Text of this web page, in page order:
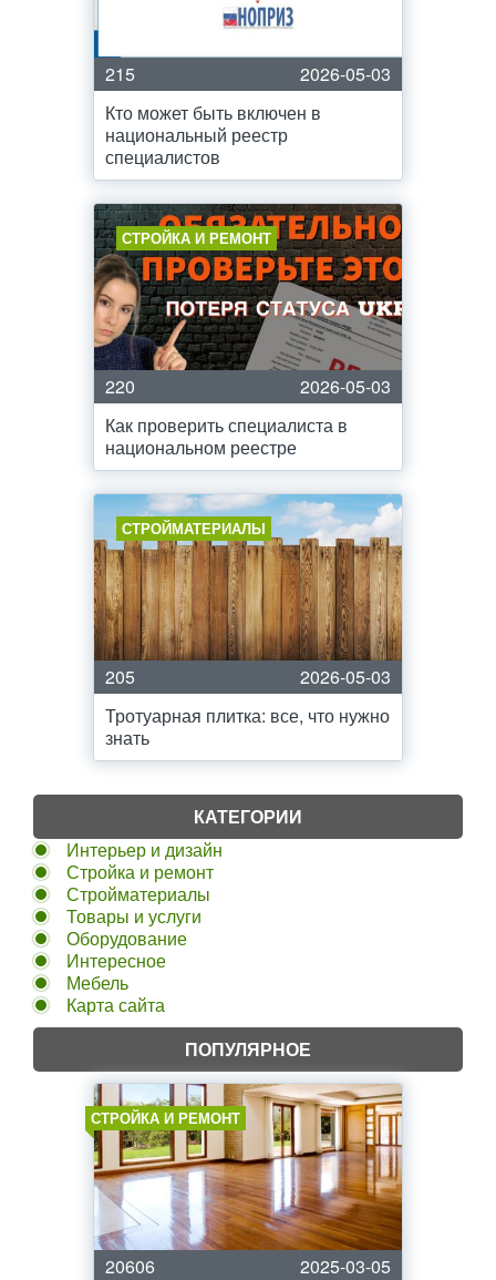
215
2026-05-03
Кто может быть включен в
национальный реестр
специалистов
СТРОЙКА И РЕМОНТ
220
2026-05-03
Как проверить специалиста в
национальном реестре
СТРОЙМАТЕРИАЛЫ
205
2026-05-03
Тротуарная плитка: все, что нужно
знать
КАТЕГОРИИ
Интерьер и дизайн
Стройка и ремонт
Стройматериалы
Товары и услуги
Оборудование
Интересное
Мебель
Карта сайта
ПОПУЛЯРНОЕ
СТРОЙКА И РЕМОНТ
20606
2025-03-05